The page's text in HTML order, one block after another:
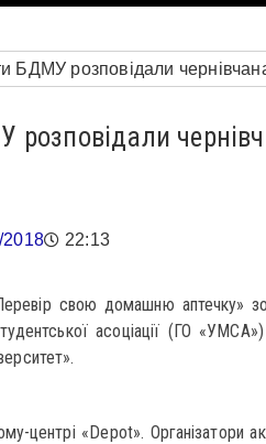
розповідали
2018 22:13
свою домашню аптечку»
асоціації (ГО
центрі «Depot». Організатори